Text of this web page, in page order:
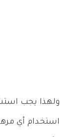
ولهذا يجب
استخدام أي